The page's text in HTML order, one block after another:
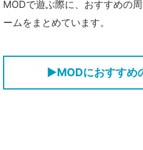
MODで遊ぶ際に、おすすめの
ームをまとめています。
▶MODにおすすめ